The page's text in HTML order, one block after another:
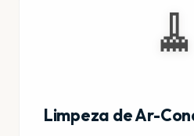
🧹
Limpeza de Ar-